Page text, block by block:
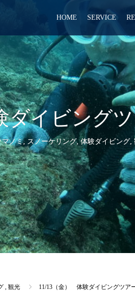
HOME SERVICE
ダイビング
マノミ, スノーケリング,体験ダイビング,
観光 11/13（金） 体験ダイビングツア